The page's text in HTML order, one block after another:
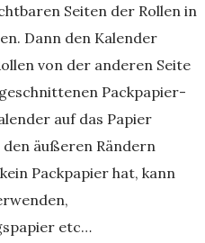
Seiten der Rollen in
Dann den Kalender
von der anderen Seite
Packpapier-
auf das Papier
äußeren Rändern
Packpapier hat, kann
etc…